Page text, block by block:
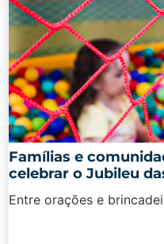
Famílias e
celebrar o Jubileu
Entre orações e